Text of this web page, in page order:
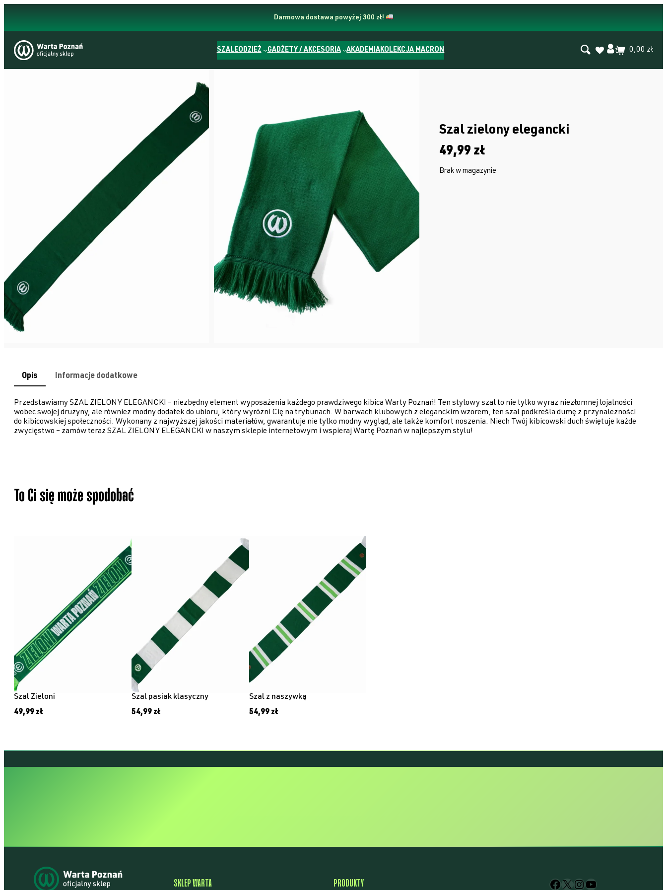
Darmowa dostawa powyżej 300 zł!
SZALEODZIEŻ GADŻETY / AKCESORIA AKADEMIA KOLEKCJA MACRON 0,00 zł
Szal zielony elegancki
49,99 zł
Brak w magazynie
Opis Informacje dodatkowe
Przedstawiamy SZAL ZIELONY ELEGANCKI – niezbędny element wyposażenia każdego prawdziwego kibica Warty Poznań! Ten stylowy szal to nie tylko wyraz niezłomnej lojalności
wobec swojej drużyny, ale również modny dodatek do ubioru, który wyróżni Cię na trybunach. W barwach klubowych z eleganckim wzorem, ten szal podkreśla dumę z przynależności
do kibicowskiej społeczności. Wykonany z najwyższej jakości materiałów, gwarantuje nie tylko modny wygląd, ale także komfort noszenia. Niech Twój kibicowski duch świętuje każde
zwycięstwo – zamów teraz SZAL ZIELONY ELEGANCKI w naszym sklepie internetowym i wspieraj Wartę Poznań w najlepszym stylu!
To Ci się może spodobać
Szal Zieloni
49,99 zł
Szal pasiak klasyczny
54,99 zł
Szal z naszywką
54,99 zł
• WARTA POZNAŃ •
SKLEP WARTA PRODUKTY Facebook X Instagram YouTube